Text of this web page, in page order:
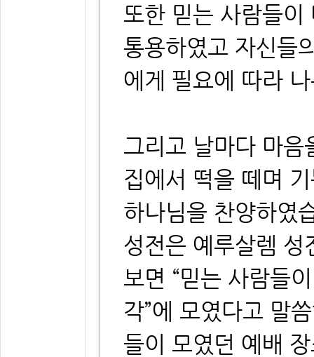
또한 믿는 사람들이
통용하였고 자신들
에게 필요에 따라
그리고 날마다 마음
집에서 떡을 떼며
하나님을 찬양하였
성전은 예루살렘
보면 “믿는 사람들
각”에 모였다고 말
들이 모였던 예배